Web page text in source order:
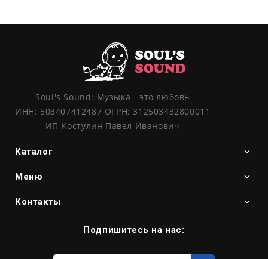
Soul's Sound: Музыка - это любовь
ИНН: 503407412487 ОГРН: 312503432800011
ИП Костулин Павел Иванович
Каталог
Меню
Контакты
Подпишитесь на нас:
Введите